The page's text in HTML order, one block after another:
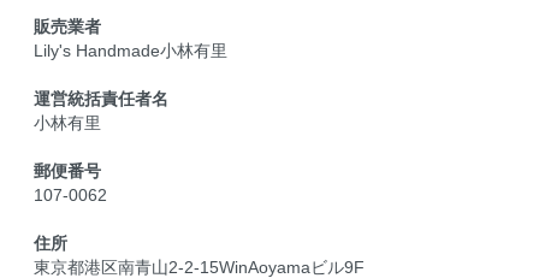
販売業者
Lily's Handmade小林有里
運営統括責任者名
小林有里
郵便番号
107-0062
住所
東京都港区南青山2-2-15WinAoyamaビル9F